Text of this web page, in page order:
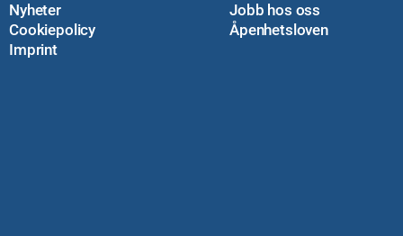
Nyheter
Cookiepolicy
Imprint
Jobb hos oss
Åpenhetsloven